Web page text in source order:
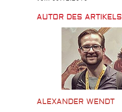
AUTOR DES ARTIKELS
ALEXANDER WENDT